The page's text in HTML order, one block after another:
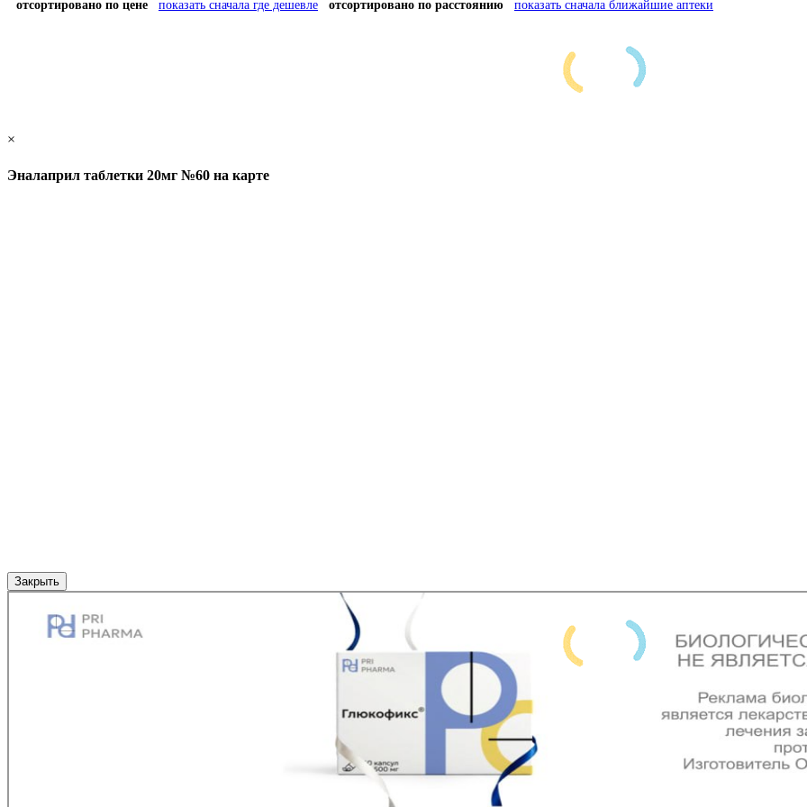
отсортировано по цене показать сначала где дешевле отсортировано по расстоянию показать сначала ближайшие аптеки
×
Эналаприл таблетки 20мг №60 на карте
Закрыть